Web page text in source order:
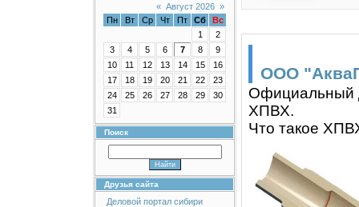
« Август 2026 »
Пн
Вт Ср Чт Пт Сб
Вс
1
2
3
4 5 6 7 8
9
10
11 12 13 14 15
16
17
18 19 20 21 22
23
24
25 26 27 28 29
30
31
Поиск
Друзья сайта
Деловой портал сибири
ООО
Официальный
ХПВХ.
Что такое